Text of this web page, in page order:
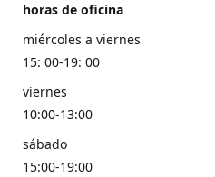
horas de oficina
miércoles a viernes
15: 00-19: 00
viernes
10:00-13:00
sábado
15:00-19:00